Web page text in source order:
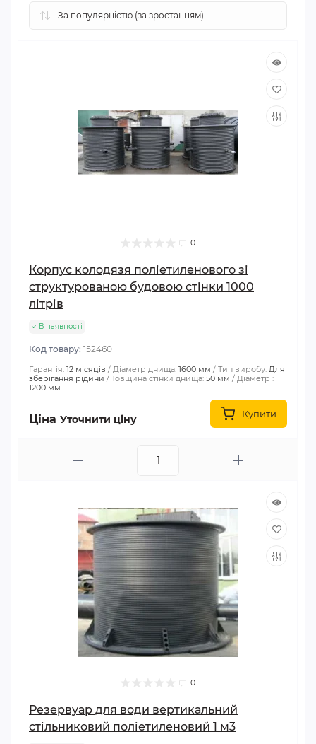
0
Корпус колодязя поліетиленового зі
структурованою будовою стінки 1000
літрів
В наявності
Код товару: 152460
Гарантія: 12 місяців Діаметр днища: 1600 мм Тип виробу: Для
зберігання рідини
Товщина стінки днища: 50 мм
Діаметр :
1200 мм
Ціна Уточнити ціну Купити
0
Резервуар для води вертикальний
стільниковий поліетиленовий 1 м3